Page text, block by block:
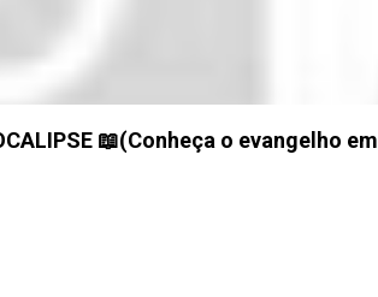
📖(Conheça o evangelho em